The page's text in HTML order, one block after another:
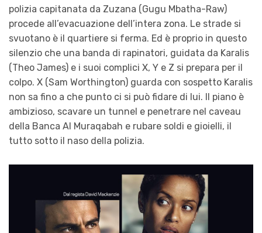
polizia capitanata da Zuzana (Gugu Mbatha-Raw)
procede all’evacuazione dell’intera zona. Le strade si
svuotano è il quartiere si ferma. Ed è proprio in questo
silenzio che una banda di rapinatori, guidata da Karalis
(Theo James) e i suoi complici X, Y e Z si prepara per il
colpo. X (Sam Worthington) guarda con sospetto Karalis
non sa fino a che punto ci si può fidare di lui. Il piano è
ambizioso, scavare un tunnel e penetrare nel caveau
della Banca Al Muraqabah e rubare soldi e gioielli, il
tutto sotto il naso della polizia.